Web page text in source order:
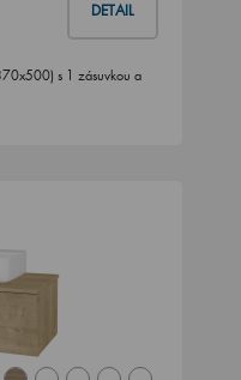
DETAIL
s 1 zásuvkou a